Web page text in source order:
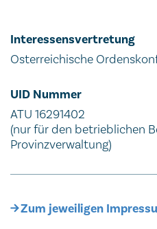
Interessensvertretung
Osterreichische
UID Nummer
ATU 16291402
(nur für den betrieblichen
Provinzverwaltung)
Zum jeweiligen